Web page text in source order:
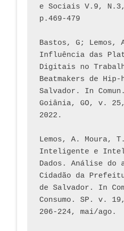
e Sociais V.9,
p.469-479
Bastos, G; Lemos,
Influência das
Digitais no
Beatmakers de Hip-
Salvador. In
Goiânia, GO, v.
2022.
Lemos, A. Moura,
Inteligente e
Dados. Análise do
Cidadão da
de Salvador. In
Consumo. SP. v.
206-224, mai/ago.